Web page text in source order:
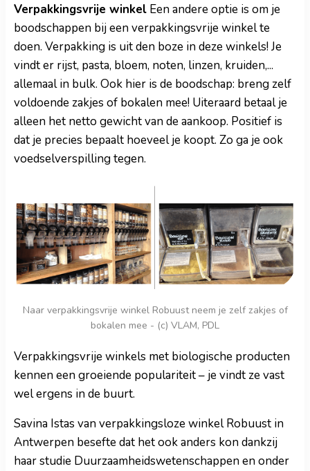
Verpakkingsvrije winkel Een andere optie is om je
boodschappen bij een verpakkingsvrije winkel te
doen. Verpakking is uit den boze in deze winkels! Je
vindt er rijst, pasta, bloem, noten, linzen, kruiden,...
allemaal in bulk. Ook hier is de boodschap: breng zelf
voldoende zakjes of bokalen mee! Uiteraard betaal je
alleen het netto gewicht van de aankoop. Positief is
dat je precies bepaalt hoeveel je koopt. Zo ga je ook
voedselverspilling tegen.
Naar verpakkingsvrije winkel Robuust neem je zelf zakjes of
bokalen mee - (c) VLAM, PDL
Verpakkingsvrije winkels met biologische producten
kennen een groeiende populariteit – je vindt ze vast
wel ergens in de buurt.
Savina Istas van verpakkingsloze winkel Robuust in
Antwerpen besefte dat het ook anders kon dankzij
haar studie Duurzaamheidswetenschappen en onder